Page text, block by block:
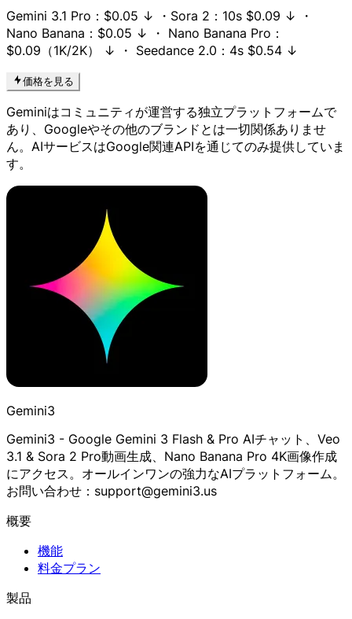
Gemini 3.1 Pro ： $0.05 ↓ ・ Sora 2 ：10s $0.09 ↓ ・
Nano Banana ： $0.05 ↓ ・ Nano Banana Pro ：
$0.09（1K/2K）
↓ ・ Seedance 2.0： 4s $0.54 ↓
価格を見る
Geminiはコミュニティが運営する独立プラットフォームで
あり、Googleやその他のブランドとは一切関係ありませ
ん。AIサービスはGoogle関連APIを通じてのみ提供していま
す。
Gemini3
Gemini3 - Google Gemini 3 Flash & Pro AIチャット、Veo
3.1 & Sora 2 Pro動画生成、Nano Banana Pro 4K画像作成
にアクセス。オールインワンの強力なAIプラットフォーム。
お問い合わせ：support@gemini3.us
概要
機能
料金プラン
製品